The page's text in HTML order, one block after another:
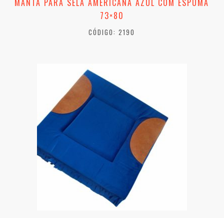
MANTA PARA SELA AMERICANA AZUL COM ESPUMA
73×80
CÓDIGO: 2190